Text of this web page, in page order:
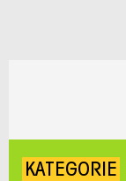
KATEGORIE